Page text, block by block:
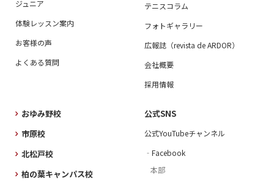
ジュニア
体験レッスン案内
お客様の声
よくある質問
テニスコラム
フォトギャラリー
広報誌（revista de ARDOR）
会社概要
採用情報
おゆみ野校
市原校
北松戸校
柏の葉キャンパス校
公式SNS
公式YouTubeチャンネル
‐Facebook
本部